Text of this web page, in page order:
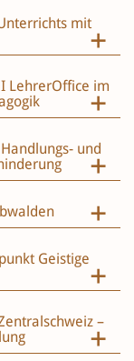
mit
LehrerOffice im
und
Geistige
–